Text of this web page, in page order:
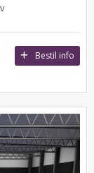
Bestil info